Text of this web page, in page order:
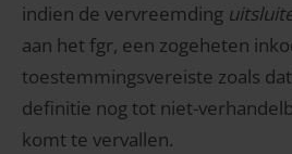
indien de vervreemding
aan het fgr, een zogeheten
toestemmingsvereiste zoals
definitie nog tot niet-
komt te vervallen.